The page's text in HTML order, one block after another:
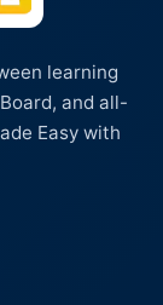
learning
and all-
Easy with